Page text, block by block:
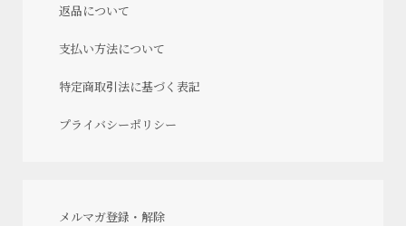
返品について
支払い方法について
特定商取引法に基づく表記
プライバシーポリシー
メルマガ登録・解除